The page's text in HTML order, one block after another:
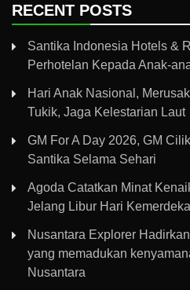
RECENT POSTS
Santika Indonesia Hotels &
Perhotelan Kepada Anak-
Hari Anak Nasional,
Tukik, Jaga Kelestarian Laut
GM For A Day 2026, GM
Santika Selama Sehari
Agoda Catatkan Minat
Jelang Libur Hari
Nusantara Explorer
yang memadukan
Nusantara